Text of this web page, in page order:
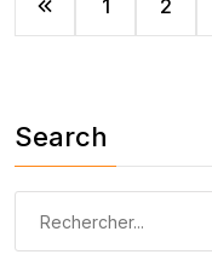
1 2
Search